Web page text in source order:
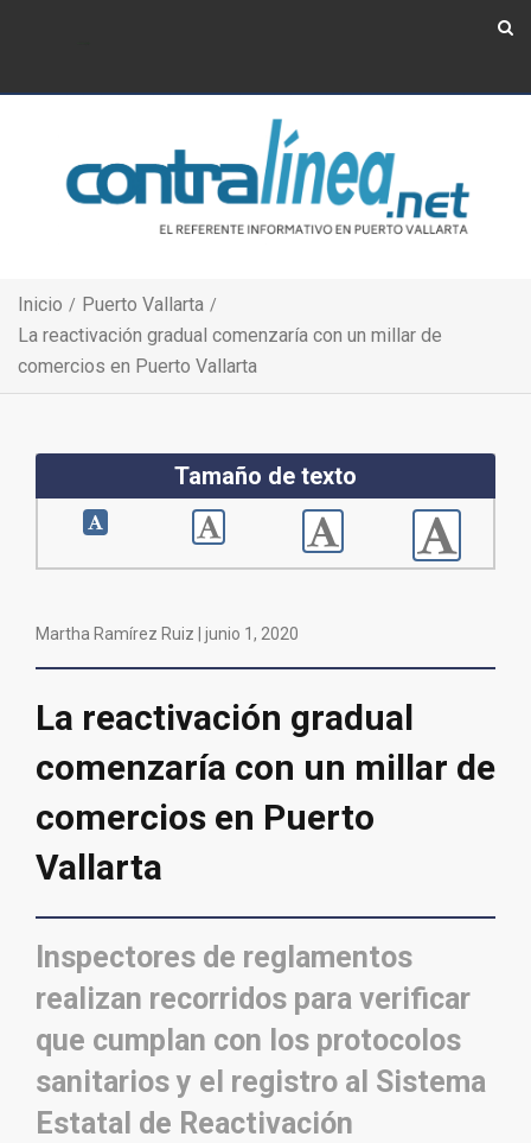
Inicio
Puerto Vallarta
La reactivación gradual comenzaría con un millar de
comercios en Puerto Vallarta
Tamaño de texto
Martha Ramírez Ruiz | junio 1, 2020
La reactivación gradual
comenzaría con un millar de
comercios en Puerto
Vallarta
Inspectores de reglamentos
realizan recorridos para verificar
que cumplan con los protocolos
sanitarios y el registro al Sistema
Estatal de Reactivación